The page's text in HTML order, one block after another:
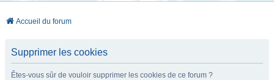
Accueil du forum
Supprimer les cookies
Êtes-vous sûr de vouloir supprimer les cookies de ce forum ?